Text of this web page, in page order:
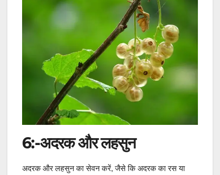
6:-अदरक और लहसुन
अदरक और लहसुन का सेवन करें, जैसे कि अदरक का रस या